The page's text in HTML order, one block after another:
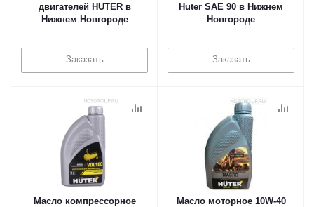
двигателей HUTER в
Нижнем Новгороде
Заказать
Huter SAE 90 в Нижнем
Новгороде
Заказать
Масло компрессорное
Масло моторное 10W-40